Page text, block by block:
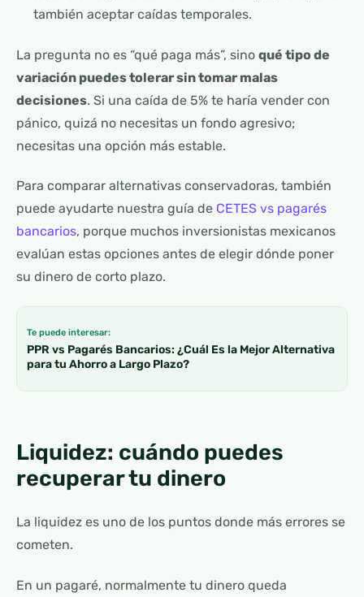
también aceptar caídas temporales.
La pregunta no es “qué paga más”, sino qué tipo de
variación puedes tolerar sin tomar malas
decisiones. Si una caída de 5% te haría vender con
pánico, quizá no necesitas un fondo agresivo;
necesitas una opción más estable.
Para comparar alternativas conservadoras, también
puede ayudarte nuestra guía de CETES vs pagarés
bancarios, porque muchos inversionistas mexicanos
evalúan estas opciones antes de elegir dónde poner
su dinero de corto plazo.
Te puede interesar:
PPR vs Pagarés Bancarios: ¿Cuál Es la Mejor Alternativa
para tu Ahorro a Largo Plazo?
Liquidez: cuándo puedes
recuperar tu dinero
La liquidez es uno de los puntos donde más errores se
cometen.
En un pagaré, normalmente tu dinero queda